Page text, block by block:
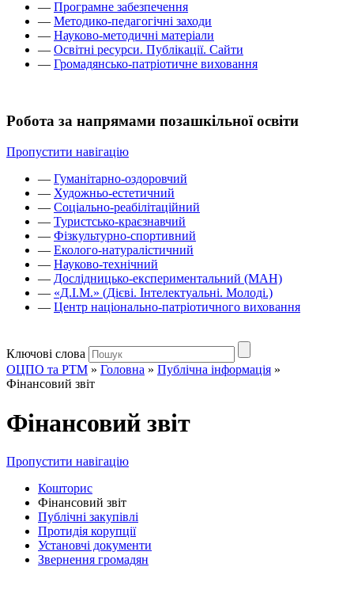
— Програмне забезпечення
— Методико-педагогічні заходи
— Науково-методичні матеріали
— Освітні ресурси. Публікації. Сайти
— Громадянсько-патріотичне виховання
Робота за напрямами позашкільної освіти
Пропустити навігацію
— Гуманітарно-оздоровчий
— Художньо-естетичний
— Соціально-реабілітаційний
— Туристсько-краєзнавчий
— Фізкультурно-спортивний
— Еколого-натуралістичний
— Науково-технічний
— Дослідницько-експериментальний (МАН)
— «Д.І.М.» (Дієві. Інтелектуальні. Молоді.)
— Центр національно-патріотичного виховання
Ключові слова
ОЦПО та РТМ » Головна » Публічна інформація »
Фінансовий звіт
Фінансовий звіт
Пропустити навігацію
Кошторис
Фінансовий звіт
Публічні закупівлі
Протидія корупції
Установчі документи
Звернення громадян